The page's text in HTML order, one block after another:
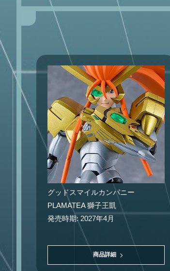
グッドスマイルカンパニー
PLAMATEA 獅子王凱
発売時期: 2027年4月
商品詳細